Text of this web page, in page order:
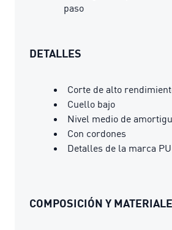
paso
DETALLES
Corte de alto
Cuello bajo
Nivel medio de
Con cordones
Detalles de la marca
COMPOSICIÓN Y